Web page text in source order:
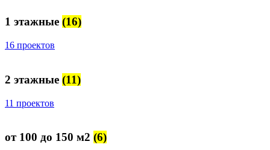
1 этажные (16)
16 проектов
2 этажные (11)
11 проектов
от 100 до 150 м2 (6)